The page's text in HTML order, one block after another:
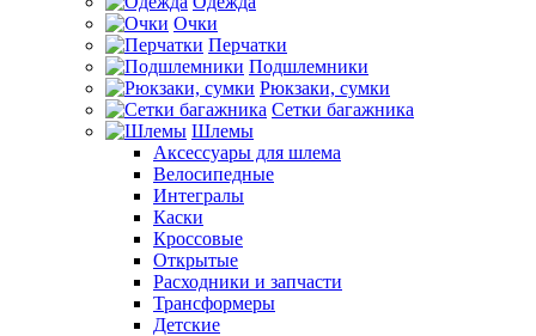
Очки
Перчатки
Подшлемники
Рюкзаки, сумки
Сетки багажника
Шлемы
Аксессуары для шлема
Велосипедные
Интегралы
Каски
Кроссовые
Открытые
Расходники и запчасти
Трансформеры
Детские